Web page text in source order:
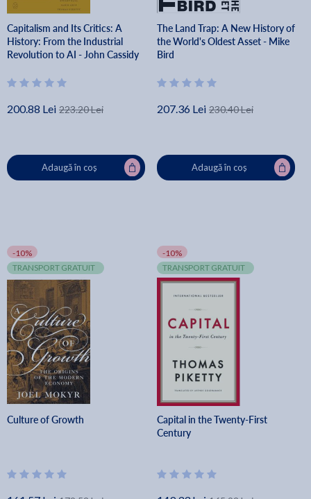
Capitalism and Its Critics: A
History: From the Industrial
Revolution to AI - John Cassidy
200.88 Lei 223.20 Lei
Adaugă în coș
The Land Trap: A New History of
the World's Oldest Asset - Mike
Bird
207.36 Lei 230.40 Lei
Adaugă în coș
-10%
TRANSPORT GRATUIT
Culture of Growth
-10%
TRANSPORT GRATUIT
Capital in the Twenty-First
Century